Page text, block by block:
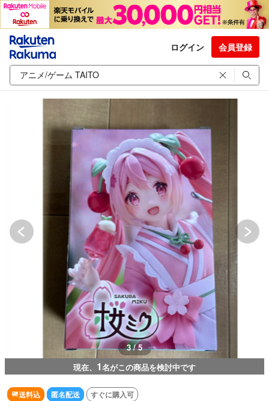
ログイン 会員登録
3 / 5
現在、 1名がこの商品を検討中です
送料込 匿名配送 すぐに購入可